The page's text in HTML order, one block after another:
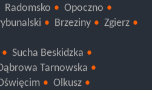
Pajęczno
Łask
Radomsko
Opoczno
Sucha Beskidzka
Tarnowska